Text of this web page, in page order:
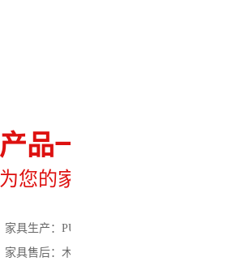
产品一应区全
为您的家具增添光彩
家具生产：PU/PE/NC/UV木器漆、金属漆、
家具售后：木器、皮革、金属、陶瓷、理石等